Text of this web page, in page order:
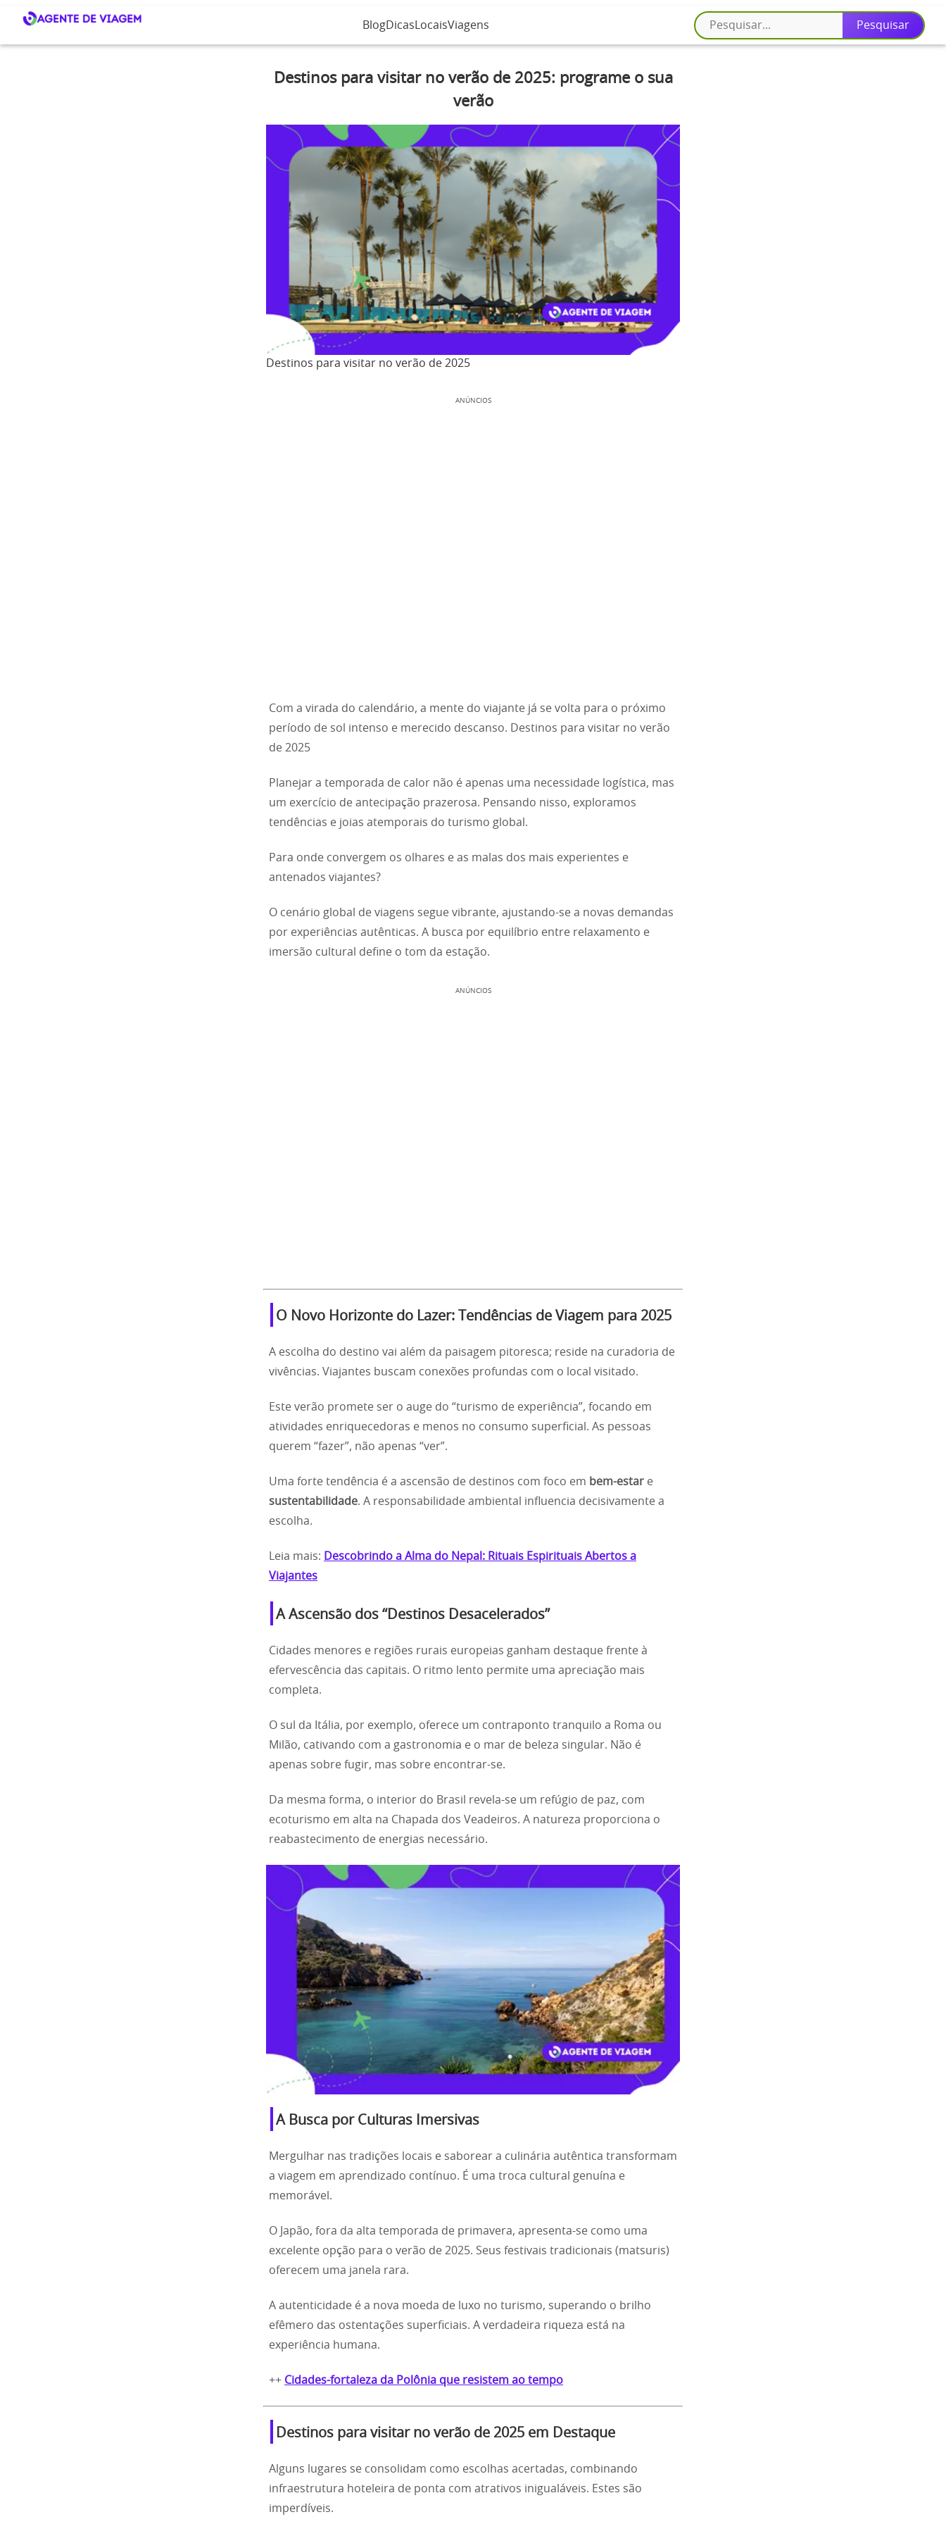
BlogDicas LocaisViagens
Destinos para visitar no verão de 2025: programe o sua
verão
Destinos para visitar no verão de 2025
ANÚNCIOS
Com a virada do calendário, a mente do viajante já se volta para o próximo
período de sol intenso e merecido descanso. Destinos para visitar no verão
de 2025
Planejar a temporada de calor não é apenas uma necessidade logística, mas
um exercício de antecipação prazerosa. Pensando nisso, exploramos
tendências e joias atemporais do turismo global.
Para onde convergem os olhares e as malas dos mais experientes e
antenados viajantes?
O cenário global de viagens segue vibrante, ajustando-se a novas demandas
por experiências autênticas. A busca por equilíbrio entre relaxamento e
imersão cultural define o tom da estação.
ANÚNCIOS
O Novo Horizonte do Lazer: Tendências de Viagem para 2025
A escolha do destino vai além da paisagem pitoresca; reside na curadoria de
vivências. Viajantes buscam conexões profundas com o local visitado.
Este verão promete ser o auge do “turismo de experiência”, focando em
atividades enriquecedoras e menos no consumo superficial. As pessoas
querem “fazer”, não apenas “ver”.
Uma forte tendência é a ascensão de destinos com foco em bem-estar e
sustentabilidade. A responsabilidade ambiental influencia decisivamente a
escolha.
Leia mais: Descobrindo a Alma do Nepal: Rituais Espirituais Abertos a
Viajantes
A Ascensão dos “Destinos Desacelerados”
Cidades menores e regiões rurais europeias ganham destaque frente à
efervescência das capitais. O ritmo lento permite uma apreciação mais
completa.
O sul da Itália, por exemplo, oferece um contraponto tranquilo a Roma ou
Milão, cativando com a gastronomia e o mar de beleza singular. Não é
apenas sobre fugir, mas sobre encontrar-se.
Da mesma forma, o interior do Brasil revela-se um refúgio de paz, com
ecoturismo em alta na Chapada dos Veadeiros. A natureza proporciona o
reabastecimento de energias necessário.
A Busca por Culturas Imersivas
Mergulhar nas tradições locais e saborear a culinária autêntica transformam
a viagem em aprendizado contínuo. É uma troca cultural genuína e
memorável.
O Japão, fora da alta temporada de primavera, apresenta-se como uma
excelente opção para o verão de 2025. Seus festivais tradicionais (matsuris)
oferecem uma janela rara.
A autenticidade é a nova moeda de luxo no turismo, superando o brilho
efêmero das ostentações superficiais. A verdadeira riqueza está na
experiência humana.
++ Cidades-fortaleza da Polônia que resistem ao tempo
Destinos para visitar no verão de 2025 em Destaque
Alguns lugares se consolidam como escolhas acertadas, combinando
infraestrutura hoteleira de ponta com atrativos inigualáveis. Estes são
imperdíveis.